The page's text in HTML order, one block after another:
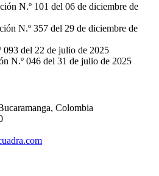
N.º 101 del 06 de diciembre de
N.º 357 del 29 de diciembre de
del 22 de julio de 2025
N.º 046 del 31 de julio de 2025
Colombia